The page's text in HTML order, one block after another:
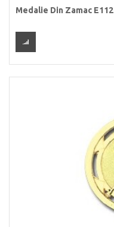
Medalie Din Zamac E112